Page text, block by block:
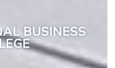
BUSINESS